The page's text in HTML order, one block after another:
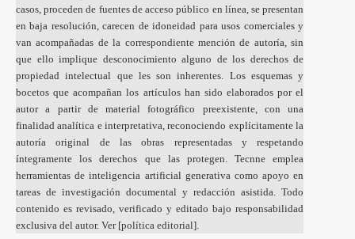
casos, proceden de fuentes de acceso público en línea, se presentan
en baja resolución, carecen de idoneidad para usos comerciales y
van acompañadas de la correspondiente mención de autoría, sin
que ello implique desconocimiento alguno de los derechos de
propiedad intelectual que les son inherentes. Los esquemas y
bocetos que acompañan los artículos han sido elaborados por el
autor a partir de material fotográfico preexistente, con una
finalidad analítica e interpretativa, reconociendo explícitamente la
autoría original de las obras representadas y respetando
íntegramente los derechos que las protegen. Tecnne emplea
herramientas de inteligencia artificial generativa como apoyo en
tareas de investigación documental y redacción asistida. Todo
contenido es revisado, verificado y editado bajo responsabilidad
exclusiva del autor. Ver [política editorial].